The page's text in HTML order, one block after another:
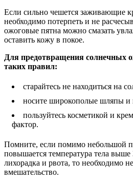
Если сильно чешется заживающие
необходимо потерпеть и не
ожоговые пятна можно смазать
оставить кожу в покое.
Для предотвращения солнечных
таких правил:
старайтесь не находиться на
носите широкополые шляпы и
пользуйтесь косметикой и
фактор.
Помните, если помимо небольшой
повышается температура тела выше
лихорадка и рвота, то необходимо
вмешательство.